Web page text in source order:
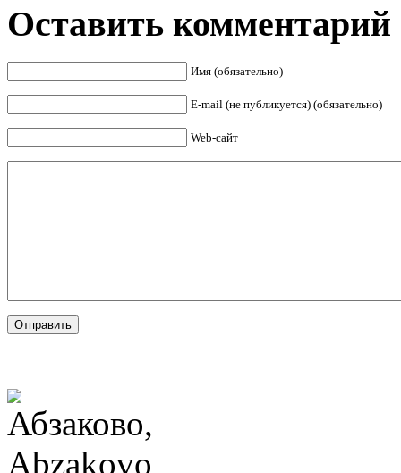
Оставить комментарий
Имя (обязательно)
E-mail (не публикуется) (обязательно)
Web-сайт